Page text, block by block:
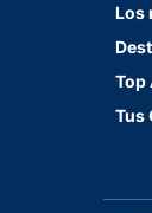
Los
Top
Tus